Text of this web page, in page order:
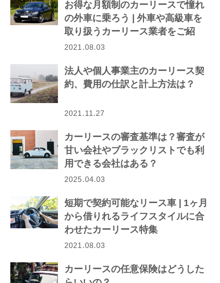
お得な月額制のカーリースで憧れ
の外車に乗ろう | 外車や高級車を
取り扱うカーリース業者をご紹
介！
2021.08.03
法人や個人事業主のカーリース契
約、費用の仕訳と計上方法は？
2021.11.27
カーリースの審査基準は？審査が
甘い会社やブラックリストでも利
用できる会社はある？
2025.04.03
短期で契約可能なリース車 | 1ヶ月
から借りれるライフスタイルに合
わせたカーリース特集
2021.08.03
カーリースの任意保険はどうした